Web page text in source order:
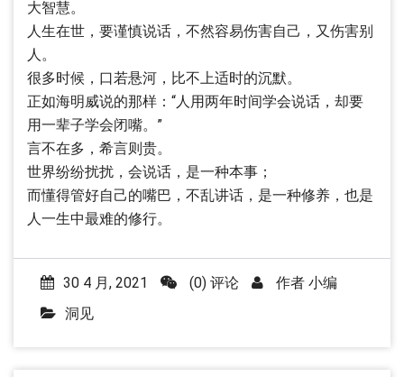
大智慧。
人生在世，要谨慎说话，不然容易伤害自己，又伤害别
人。
很多时候，口若悬河，比不上适时的沉默。
正如海明威说的那样：“人用两年时间学会说话，却要
用一辈子学会闭嘴。”
言不在多，希言则贵。
世界纷纷扰扰，会说话，是一种本事；
而懂得管好自己的嘴巴，不乱讲话，是一种修养，也是
人一生中最难的修行。
30 4 月, 2021 (0) 评论 作者 小编
洞见